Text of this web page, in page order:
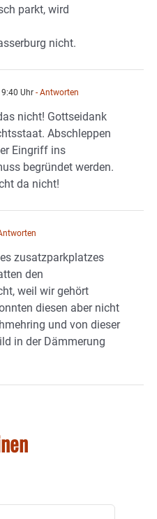
parkt, wird
nicht.
Uhr - Antworten
nicht! Gottseidank
Abschleppen
Eingriff ins
begründet werden.
da nicht!
zusatzparkplatzes
den
weil wir gehört
diesen aber nicht
und von dieser
in der Dämmerung